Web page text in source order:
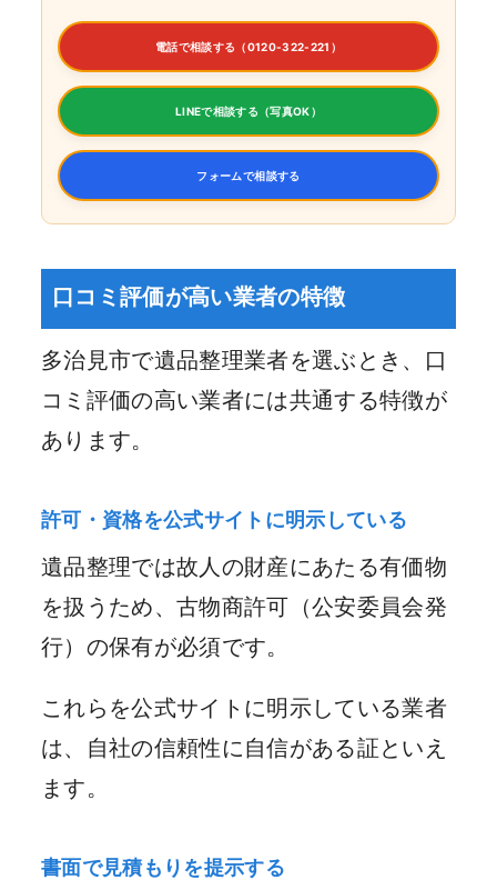
電話で相談する（0120-322-221）
LINEで相談する（写真OK）
フォームで相談する
口コミ評価が高い業者の特徴
多治見市で遺品整理業者を選ぶとき、口
コミ評価の高い業者には共通する特徴が
あります。
許可・資格を公式サイトに明示している
遺品整理では故人の財産にあたる有価物
を扱うため、古物商許可（公安委員会発
行）の保有が必須です。
これらを公式サイトに明示している業者
は、自社の信頼性に自信がある証といえ
ます。
書面で見積もりを提示する